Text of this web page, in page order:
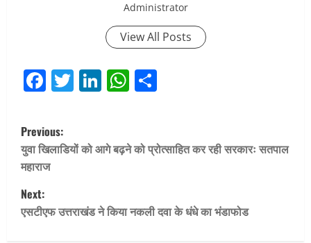
Administrator
View All Posts
Facebook
Twitter
LinkedIn
WhatsApp
P
o
s
t
Previous:
युवा खिलाडियों को आगे बढ़ने को प्रोत्साहित कर रही सरकारः सतपाल
महाराज
Next:
एसटीएफ उत्तराखंड ने किया नकली दवा के धंधे का भंडाफोड